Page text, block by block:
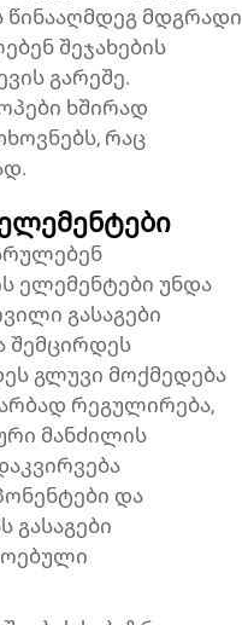
წინააღმდეგ მდგრადი
შეჯახების
გარეშე.
ხშირად
რაც
ელემენტები უნდა
გასაგები
შემცირდეს
გლუვი მოქმედება
რეგულირება,
მანძილის
და
გასაგები